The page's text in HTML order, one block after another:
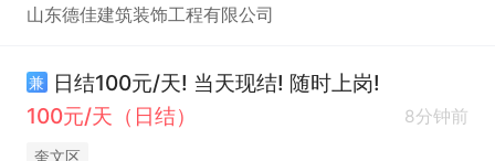
山东德佳建筑装饰工程有限公司
兼
日结100元/天! 当天现结! 随时上岗!
100元/天（日结）
8分钟前
奎文区